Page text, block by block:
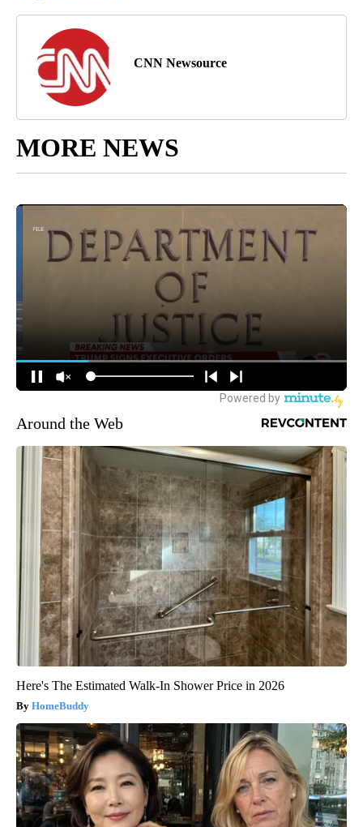
CNN Newsource
MORE NEWS
Around the Web
Here's The Estimated Walk-In Shower Price in 2026
HomeBuddy